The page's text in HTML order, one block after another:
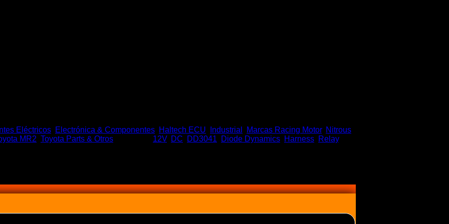
Eléctricos Electrónica & Componentes Haltech ECU Industrial Marcas Racing Motor, Nitrous
MR2 Toyota Parts & Otros 12V, DC DD3041 Diode Dynamics Harness Relay,